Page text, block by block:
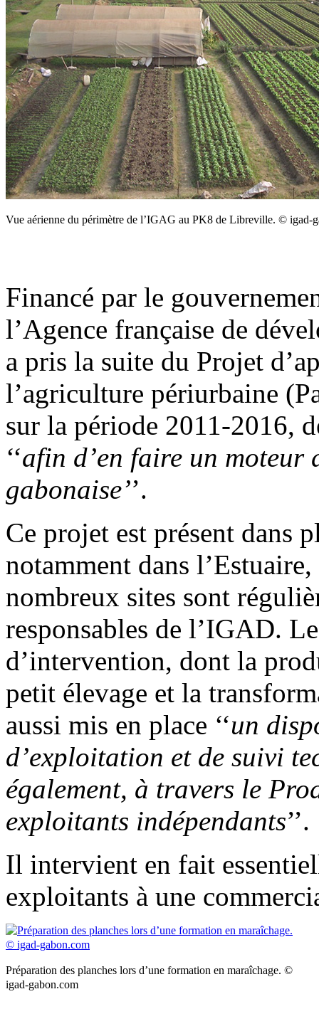
Vue aérienne du périmètre de l’IGAG au PK8 de Libreville. © igad-
Financé par le
l’Agence française de
a pris la suite du Projet
l’agriculture périurbaine
sur la période 2011-2016,
‘‘afin d’en faire un moteur
gabonaise’’.
Ce projet est présent dans
notamment dans
nombreux sites sont
responsables de l’IGAD.
d’intervention, dont la
petit élevage et la
aussi mis en place ‘‘un
d’exploitation et de suivi
également, à travers le
exploitants indépendants’’.
Il intervient en fait
exploitants à une
Préparation des planches lors d’une formation en maraîchage. ©
igad-gabon.com